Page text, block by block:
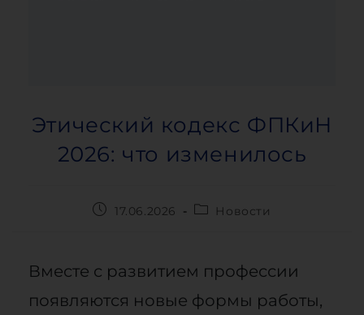
Этический кодекс ФПКиН
2026: что изменилось
17.06.2026 Новости
Вместе с развитием профессии
появляются новые формы работы,